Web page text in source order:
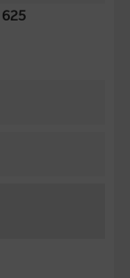
625